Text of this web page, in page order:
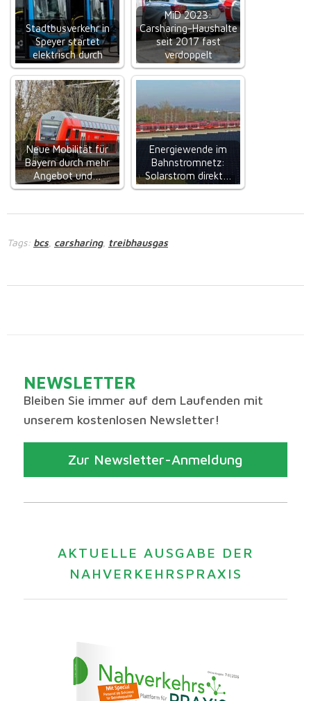
Stadtbusverkehr in
Speyer startet
elektrisch durch
MiD 2023:
Carsharing-Haushalte
seit 2017 fast
verdoppelt
Neue Mobilität für
Bayern durch mehr
Angebot und…
Energiewende im
Bahnstromnetz:
Solarstrom direkt…
Tags: bcs, carsharing, treibhausgas
NEWSLETTER
Bleiben Sie immer auf dem Laufenden mit
unserem kostenlosen Newsletter!
Zur Newsletter-Anmeldung
AKTUELLE AUSGABE DER
NAHVERKEHRSPRAXIS